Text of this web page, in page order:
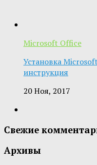
Microsoft Office
Установка
инструкция
20 Ноя, 2017
Свежие
Архивы